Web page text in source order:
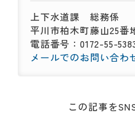
上下水道課 総務係
平川市柏木町藤山25番
電話番号：0172-55-
メールでのお問い合わ
この記事を